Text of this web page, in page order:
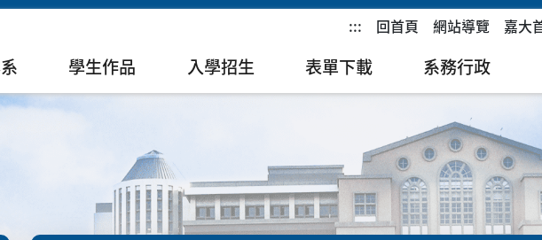
::: 回首頁 網站導覽 嘉大
學生作品 入學招生 表單下載 系務行政